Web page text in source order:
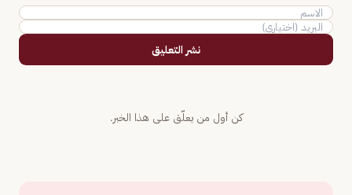
نشر التعليق
كن أول من يعلّق على هذا الخبر.